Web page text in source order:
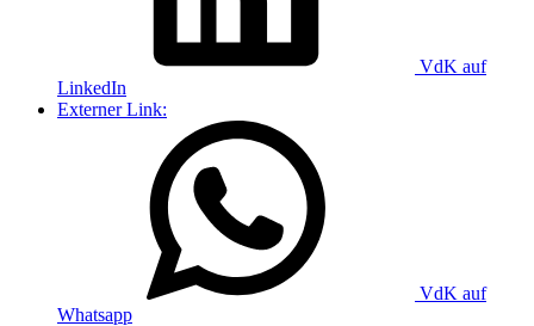
VdK auf
LinkedIn
Externer Link:
VdK auf
Whatsapp